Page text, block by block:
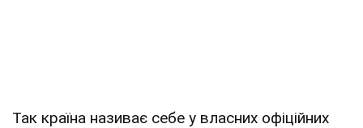
Так країна називає себе у власних офіційних